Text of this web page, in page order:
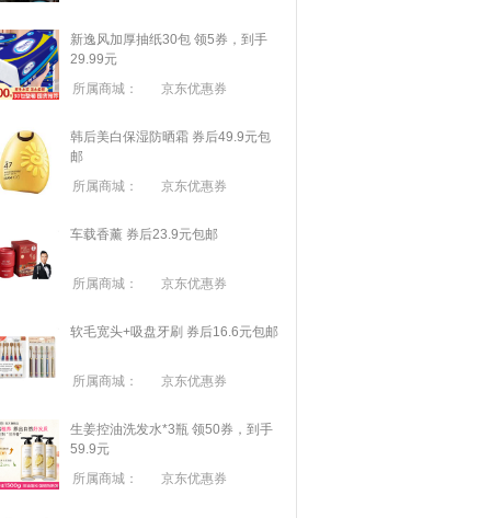
新逸风加厚抽纸30包 领5券，到手
29.99元
所属商城：
京东优惠券
韩后美白保湿防晒霜 券后49.9元包
邮
所属商城：
京东优惠券
车载香薰 券后23.9元包邮
所属商城： 京东优惠券
软毛宽头+吸盘牙刷 券后16.6元包邮
所属商城： 京东优惠券
生姜控油洗发水*3瓶 领50券，到手
59.9元
所属商城：
京东优惠券